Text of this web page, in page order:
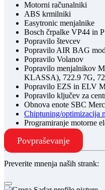
Motorni računalniki
ABS krmilniki
Easytronic menjalnike
Bosch črpalke VP44 in
Popravilo števcev
Popravilo AIR BAG
Popravilo Volanov
Popravilo menjalnikov
KLASSA), 722.9 7G,
Popravilo EZS in ELV
Popravilo ključev za
Obnova enote SBC
Chiptuning/optimizacija
Programiranje motorne
Povpraševanje
Preverite mnenja naših strank: